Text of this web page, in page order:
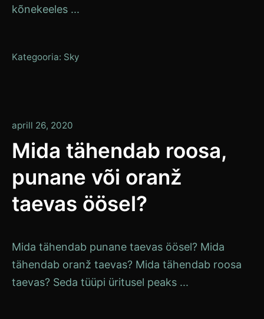
kõnekeeles ...
Kategooria: Sky
aprill 26, 2020
Mida tähendab roosa,
punane või oranž
taevas öösel?
Mida tähendab punane taevas öösel? Mida
tähendab oranž taevas? Mida tähendab roosa
taevas? Seda tüüpi üritusel peaks ...